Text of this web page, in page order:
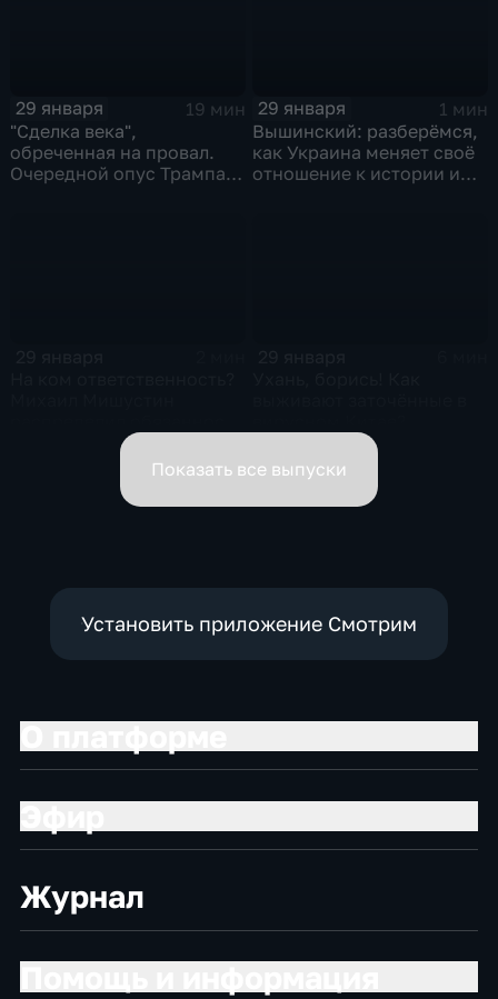
29 января
19 мин
"Сделка века",
обреченная на провал.
Очередной опус Трампа.
29 января
1 мин
Вышинский: разберёмся,
как Украина меняет своё
отношение к истории и
вице-премьеров
Показать все выпуски
Установить приложение Смотрим
Журнал